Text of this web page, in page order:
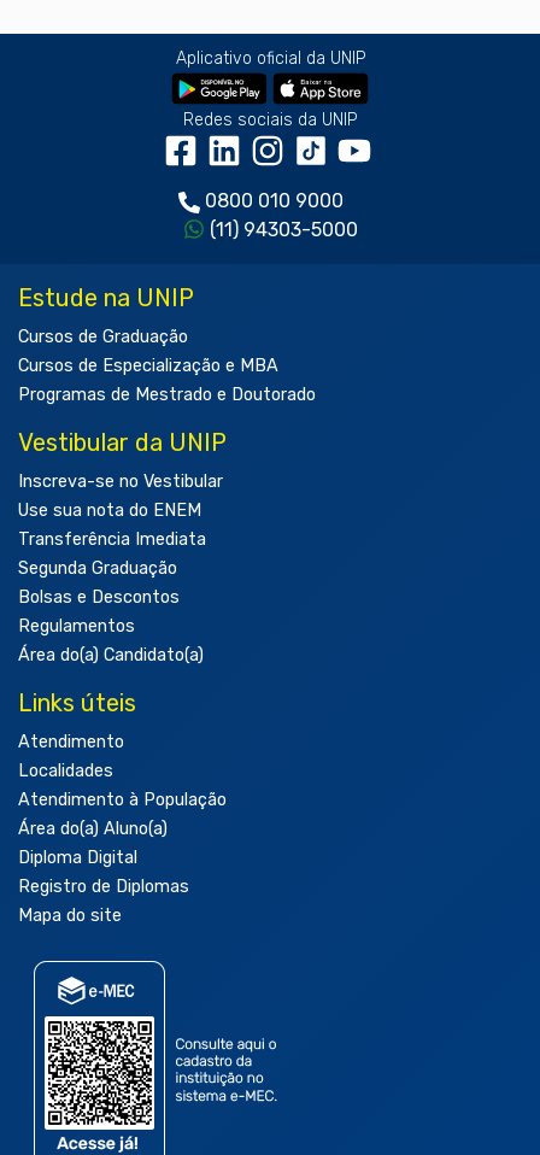
Aplicativo oficial da UNIP
Redes sociais da UNIP
0800 010 9000
(11) 94303-5000
Estude na UNIP
Cursos de Graduação
Cursos de Especialização e MBA
Programas de Mestrado e Doutorado
Vestibular da UNIP
Inscreva-se no Vestibular
Use sua nota do ENEM
Transferência Imediata
Segunda Graduação
Bolsas e Descontos
Regulamentos
Área do(a) Candidato(a)
Links úteis
Atendimento
Localidades
Atendimento à População
Área do(a) Aluno(a)
Diploma Digital
Registro de Diplomas
Mapa do site